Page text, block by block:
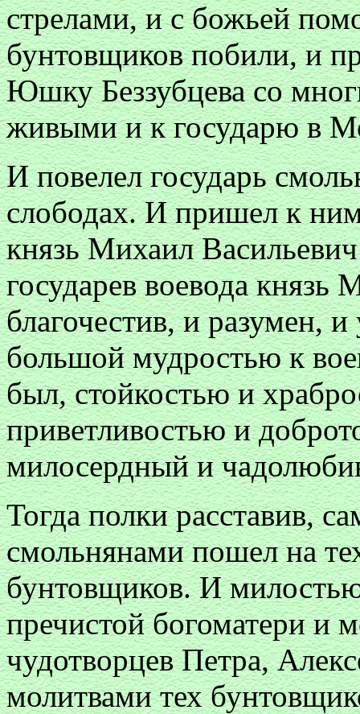
стрелами, и с божьей
бунтовщиков побили, и
Юшку Беззубцева со
живыми и к государю в
И повелел государь
слободах. И пришел к ним
князь Михаил
государев воевода
благочестив, и разумен,
большой мудростью к
был,стойкостью и
приветливостью и
милосердный и
Тогда полки расставив,
смольнянами пошел на
бунтовщиков. И
пречистой богоматери и
чудотворцев Петра,
молитвами тех